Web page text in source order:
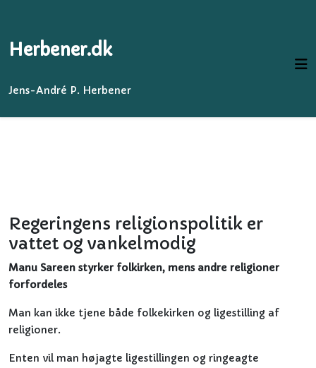
Herbener.dk
Jens-André P. Herbener
Regeringens religionspolitik er
vattet og vankelmodig
Manu Sareen styrker folkirken, mens andre religioner
forfordeles
Man kan ikke tjene både folkekirken og ligestilling af
religioner.
Enten vil man højagte ligestillingen og ringeagte